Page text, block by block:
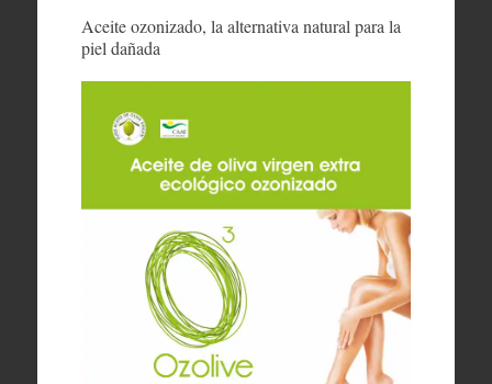
Aceite ozonizado, la alternativa natural para la
piel dañada